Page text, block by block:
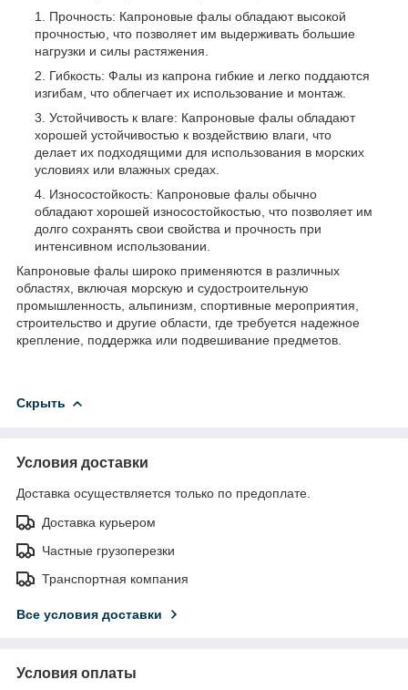
Прочность: Капроновые фалы обладают высокой
прочностью, что позволяет им выдерживать большие
нагрузки и силы растяжения.
Гибкость: Фалы из капрона гибкие и легко поддаются
изгибам, что облегчает их использование и монтаж.
Устойчивость к влаге: Капроновые фалы обладают
хорошей устойчивостью к воздействию влаги, что
делает их подходящими для использования в морских
условиях или влажных средах.
Износостойкость: Капроновые фалы обычно
обладают хорошей износостойкостью, что позволяет им
долго сохранять свои свойства и прочность при
интенсивном использовании.
Капроновые фалы широко применяются в различных
областях, включая морскую и судостроительную
промышленность, альпинизм, спортивные мероприятия,
строительство и другие области, где требуется надежное
крепление, поддержка или подвешивание предметов.
Скрыть
Условия доставки
Доставка осуществляется только по предоплате.
Доставка курьером
Частные грузоперезки
Транспортная компания
Все условия доставки
Условия оплаты